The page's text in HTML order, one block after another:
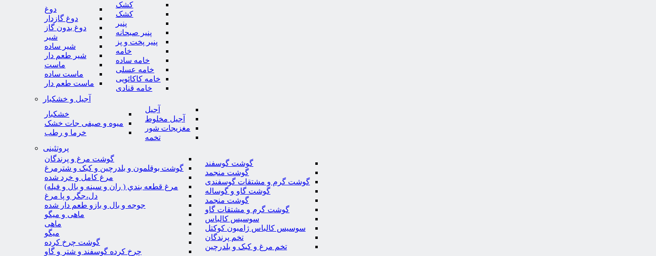
کشک
کشک
پنیر
پنیر صبحانه
پنیر پخت و پز
خامه
خامه ساده
خامه عسلی
خامه کاکائویی
خامه قنادی
دوغ
دوغ گازدار
دوغ بدون گاز
شیر
شیر ساده
شیر طعم دار
ماست
ماست ساده
ماست طعم دار
آجیل و خشکبار
آجیل
آجیل مخلوط
مغزیجات شور
تخمه
خشکبار
میوه و صیفی جات خشک
خرما و رطب
پروتئینی
گوشت گوسفند
گوشت منجمد
گوشت گرم و مشتقات گوسفندی
گوشت گاو و گوساله
گوشت منجمد
گوشت گرم و مشتقات گاو
سوسیس کالباس
سوسیس کالباس ژامبون کوکتل
تخم پرندگان
تخم مرغ و کبک و بلدرچین
گوشت مرغ و پرندگان
گوشت بوقلمون و بلدرچین و کبک و شترمرغ
مرغ کامل و خرد شده
مرغ قطعه بندي ( ران و سينه و بال و فيله)
دل،جگر و پا مرغ
جوجه و بال و بازو طعم دار شده
ماهی و میگو
ماهی
میگو
گوشت چرخ کرده
چرخ کرده گوسفند و شتر و گاو